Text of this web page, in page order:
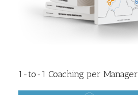
1-to-1 Coaching per Manager